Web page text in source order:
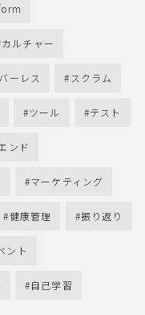
カルチャー
ーレス スクラム
ツール テスト
ンド
マーケティング
健康管理 振り返り
ント
自己学習